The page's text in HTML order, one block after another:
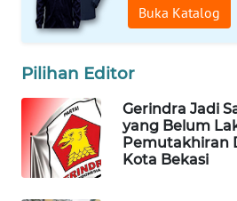
Buka Katalog
Pilihan Editor
Gerindra Jadi
yang Belum
Pemutakhiran
Kota Bekasi